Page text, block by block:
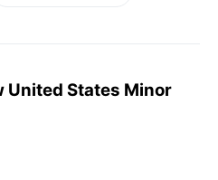
United States Minor